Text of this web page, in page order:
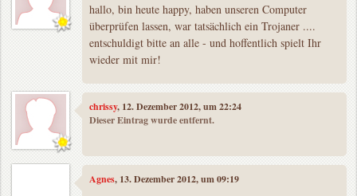
hallo, bin heute happy, haben unseren Computer
überprüfen lassen, war tatsächlich ein Trojaner ....
entschuldigt bitte an alle - und hoffentlich spielt Ihr
wieder mit mir!
chrissy, 12. Dezember 2012, um 22:24
Dieser Eintrag wurde entfernt.
Agnes, 13. Dezember 2012, um 09:19